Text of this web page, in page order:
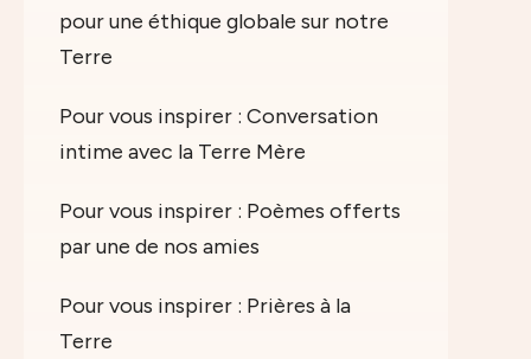
pour une éthique globale sur notre
Terre
Pour vous inspirer : Conversation
intime avec la Terre Mère
Pour vous inspirer : Poèmes offerts
par une de nos amies
Pour vous inspirer : Prières à la
Terre